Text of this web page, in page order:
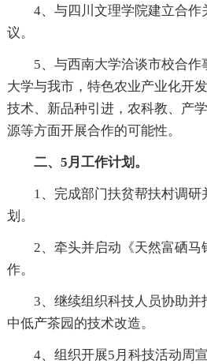
4、与四川文理学院建立合
议。
5、与西南大学洽谈市校合
大学与我市，特色农业产业化开
技术、新品种引进，农科教、产
源等方面开展合作的可能性。
二、5月工作计划。
1、完成部门扶贫帮扶村调
划。
2、牵头并启动《天然富硒马
作。
3、继续组织科技人员协助并
中低产茶园的技术改造。
4、组织开展5月科技活动周宣